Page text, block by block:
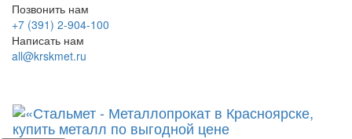
Позвонить нам
+7 (391) 2-904-100
Написать нам
all@krskmet.ru